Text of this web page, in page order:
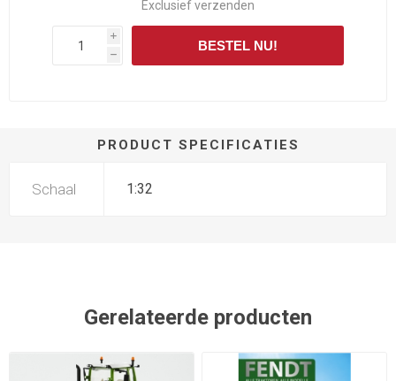
Exclusiefverzenden
i
h
BESTEL NU!
PRODUCT SPECIFICATIES
Schaal 1:32
Gerelateerde producten